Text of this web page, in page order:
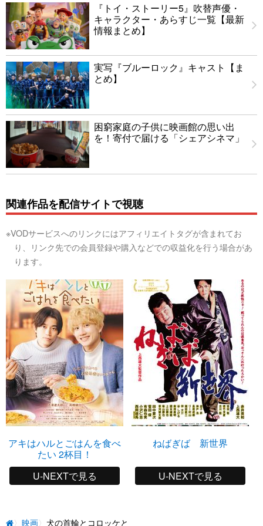
『トイ・ストーリー5』吹替声優・
キャラクター・あらすじ一覧【最新
情報まとめ】
実写『ブルーロック』キャスト【ま
とめ】
困窮家庭の子供に映画館の思い出
を！寄付で届ける「シェアシネマ」
関連作品を配信サイトで視聴
※VODサービスへのリンクにはアフィリエイトタグが含まれてお
り、リンク先での会員登録や購入などでの収益化を行う場合があ
ります。
アキはハルとごはんを食べ
たい 2杯目！
U-NEXTで見る
ねばぎば 新世界
U-NEXTで見る
映画 犬の首輪とコロッケと